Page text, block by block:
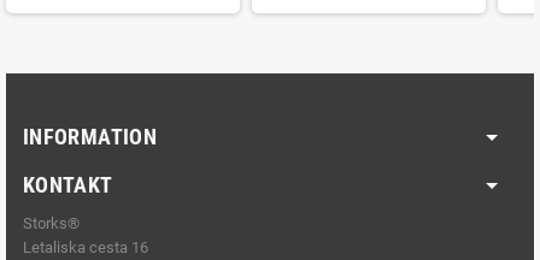
INFORMATION
KONTAKT
Storks®
Letaliska cesta 16